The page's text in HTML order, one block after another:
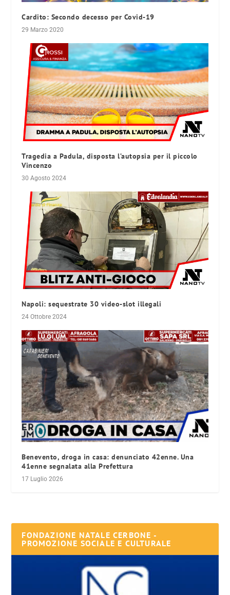
Cardito: Secondo decesso per Covid-19
29 Marzo 2020
Tragedia a Padula, disposta l’autopsia per il piccolo
Vincenzo
30 Agosto 2024
Napoli: sequestrate 30 video-slot illegali
24 Ottobre 2024
Benevento, droga in casa: denunciato 42enne. Una
41enne segnalata alla Prefettura
17 Luglio 2026
FONDAZIONE NATALE CERBONE -
PROMOZIONE SOCIALE E CULTURALE